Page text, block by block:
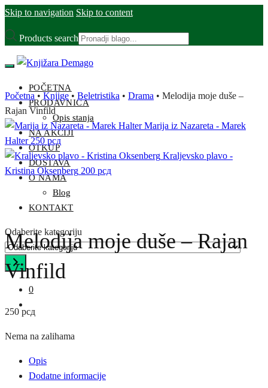
Skip to navigation Skip to content
Products search
POČETNA
PRODAVNICA
Opis stanja
NA AKCIJI
OTKUP
DOSTAVA
O NAMA
Blog
KONTAKT
Odaberite kategoriju
0
Početna • Knjige • Beletristika • Drama • Melodija moje duše –
Rajan Vinfild
Marija iz Nazareta - Marek
Halter 250 рсд
Kraljevsko plavo -
Kristina Oksenberg 200 рсд
Melodija moje duše – Rajan
Vinfild
250 рсд
Nema na zalihama
Opis
Dodatne informacije